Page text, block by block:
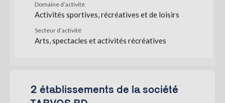
Domaine d’activité
Activités sportives, récréatives et de loisirs
Secteur d’activité
Arts, spectacles et activités récréatives
2 établissements de la société